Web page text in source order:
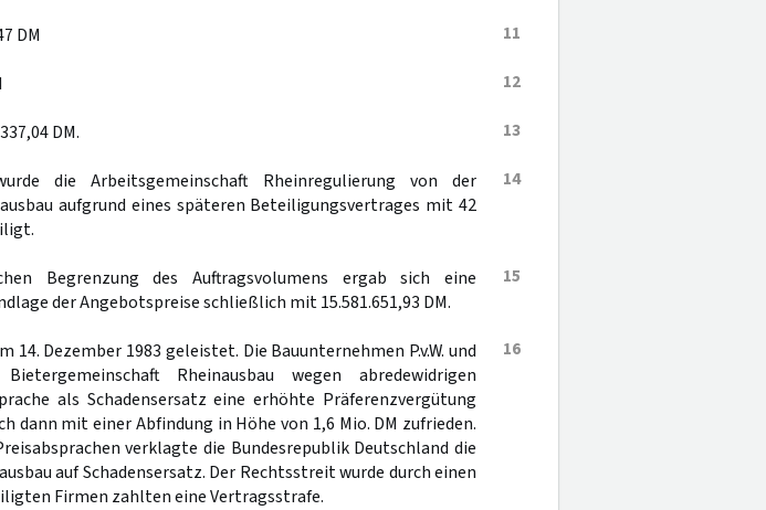
11
DM
12
13
DM.
14
die Arbeitsgemeinschaft Rheinregulierung von der
aufgrund eines späteren Beteiligungsvertrages mit 42
15
Begrenzung des Auftragsvolumens ergab sich eine
der Angebotspreise schließlich mit 15.581.651,93 DM.
16
14. Dezember 1983 geleistet. Die Bauunternehmen P.v.W. und
Rheinausbau wegen abredewidrigen
als Schadensersatz eine erhöhte Präferenzvergütung
dann mit einer Abfindung in Höhe von 1,6 Mio. DM zufrieden.
verklagte die Bundesrepublik Deutschland die
auf Schadensersatz. Der Rechtsstreit wurde durch einen
Firmen zahlten eine Vertragsstrafe.